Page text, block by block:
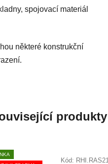
spojovací materiál
některé konstrukční
produkty
Kód: RHI.RAS21